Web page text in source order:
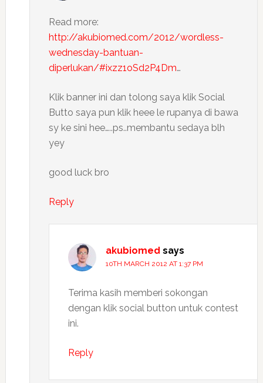
Read more:
http://akubiomed.com/2012/wordless-
wednesday-bantuan-
diperlukan/#ixzz1oSd2P4Dm…
Klik banner ini dan tolong saya klik Social
Butto saya pun klik heee le rupanya di bawa
sy ke sini hee…..ps..membantu sedaya blh
yey
good luck bro
Reply
akubiomed says
10TH MARCH 2012 AT 1:37 PM
Terima kasih memberi sokongan
dengan klik social button untuk contest
ini.
Reply